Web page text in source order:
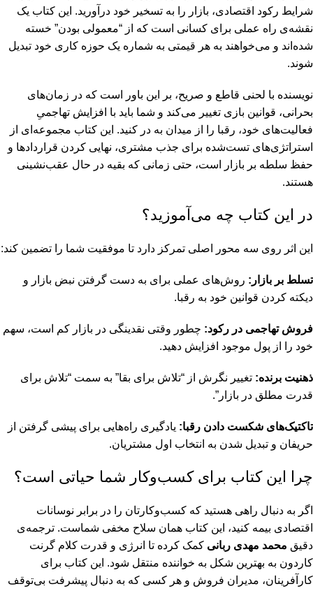
شرایط رکود اقتصادی، بازار را به تسخیر خود درآورید. این کتاب یک
نقشه‌ی راه عملی برای کسانی است که از “معمولی بودن” خسته
شده‌اند و می‌خواهند به هر قیمتی به شماره یک حوزه کاری خود تبدیل
شوند.
نویسنده با لحنی قاطع و صریح، بر این باور است که در زمان‌های
بحرانی، قوانین بازی تغییر می‌کند و شما باید با افزایش تهاجمیِ
فعالیت‌های خود، رقبا را از میدان به در کنید. این کتاب مجموعه‌ای از
استراتژی‌های تست‌شده برای جذب مشتری، نهایی کردن قراردادها و
حفظ سلطه بر بازار است، حتی زمانی که بقیه در حال عقب‌نشینی
هستند.
در این کتاب چه می‌آموزید؟
این اثر روی سه محور اصلی تمرکز دارد تا موفقیت شما را تضمین کند:
تسلط بر بازار: روش‌های عملی برای به دست گرفتن نبض بازار و
دیکته کردن قوانین خود به رقبا.
فروش تهاجمی در رکود: چطور وقتی نقدینگی در بازار کم است، سهم
خود را از پول موجود افزایش دهید.
ذهنیت برنده: تغییر نگرش از “تلاش برای بقا” به سمت “تلاش برای
قدرت مطلق در بازار”.
تاکتیک‌های شکست دادن رقبا: یادگیری راه‌هایی برای پیشی گرفتن از
حریفان و تبدیل شدن به انتخاب اول مشتریان.
چرا این کتاب برای کسب‌وکار شما حیاتی است؟
اگر به دنبال راهی هستید که کسب‌وکارتان را در برابر نوسانات
اقتصادی بیمه کنید، این کتاب همان سلاح مخفی شماست. ترجمه‌ی
دقیق محمد مهدی ربانی کمک کرده تا انرژی و قدرت کلام گرنت
کاردون به بهترین شکل به خواننده منتقل شود. این کتاب برای
کارآفرینان، مدیران فروش و هر کسی که به دنبال پیشرفت بی‌توقف